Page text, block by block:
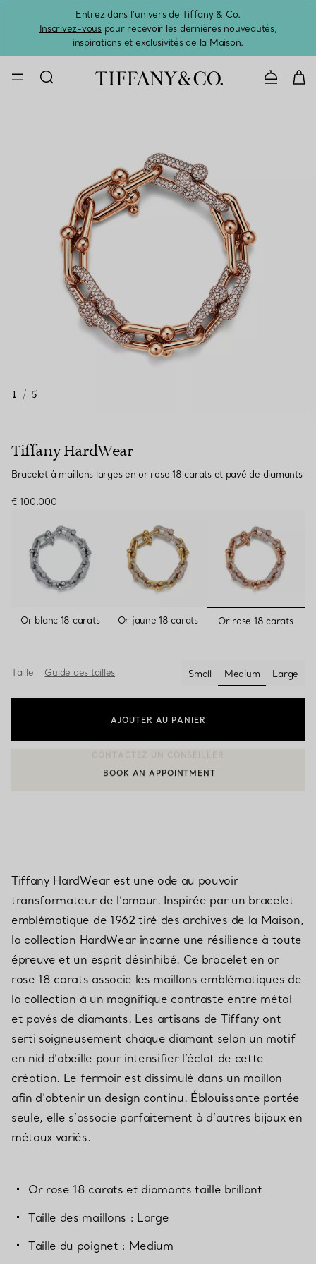
Entrez dans l’univers de Tiffany & Co.
Inscrivez-vouspour recevoir les dernières nouveautés,
inspirations et exclusivités de la Maison.
1 / 5
Tiffany HardWear
Bracelet à maillons larges en or rose 18 carats et pavé de diamants
€ 100.000
Taille Guide des tailles Small
Medium
sélectionnés
Large
Or blanc 18 carats Or jaune 18 carats Or rose 18 carats
AJOUTER AU PANIER
CONTACTER UN CONSEILLER CLIENT OU PRENDRE RENDEZ-
BOOK AN APPOINTMENT
Tiffany HardWear est une ode au pouvoir
transformateur de l’amour. Inspirée par un bracelet
emblématique de 1962 tiré des archives de la Maison,
la collection HardWear incarne une résilience à toute
épreuve et un esprit désinhibé. Ce bracelet en or
rose 18 carats associe les maillons emblématiques de
la collection à un magnifique contraste entre métal
et pavés de diamants. Les artisans de Tiffany ont
serti soigneusement chaque diamant selon un motif
en nid d’abeille pour intensifier l’éclat de cette
création. Le fermoir est dissimulé dans un maillon
afin d’obtenir un design continu. Éblouissante portée
seule, elle s’associe parfaitement à d’autres bijoux en
métaux variés.
Or rose 18 carats et diamants taille brillant
Taille des maillons : Large
Taille du poignet : Medium